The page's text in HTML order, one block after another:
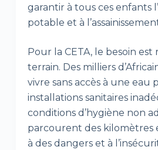
garantir à tous ces enfants
potable et à
Pour la CETA, le besoin est
terrain. Des milliers
vivre sans accès à une eau
installations sanitaires
conditions d’hygiène non
parcourent des kilomètres
à des dangers et à